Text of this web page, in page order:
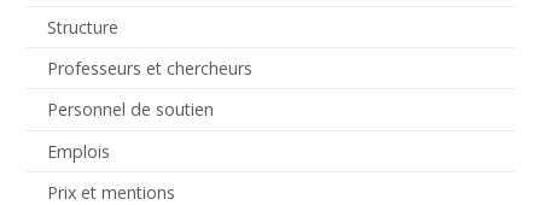
Structure
Professeurs et chercheurs
Personnel de soutien
Emplois
Prix et mentions